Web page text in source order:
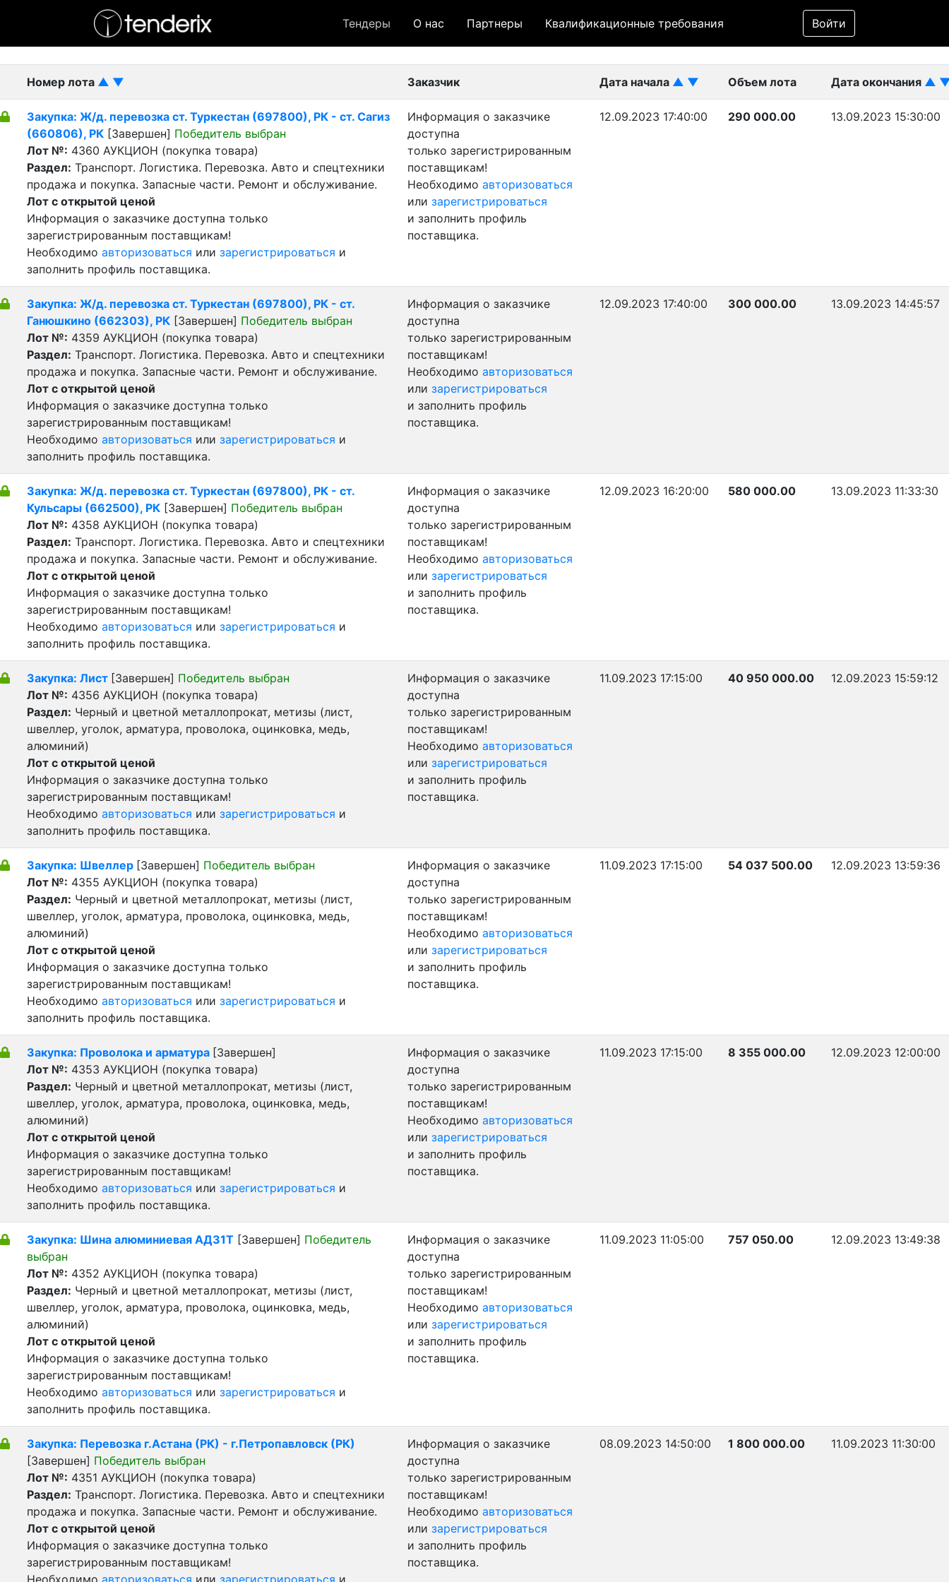
Тендеры О нас Партнеры Квалификационные требования Войти
Фильтр
- Завершенный лот
Номер лота ▲ ▼ Заказчик Дата начала ▲ ▼ Объем лота Дата окончания ▲
Закупка: Ж/д. перевозка ст. Туркестан (697800), РК - ст. Сагиз
(660806), РК [Завершен] Победитель выбран
Лот №: 4360 АУКЦИОН (покупка товара)
Раздел: Транспорт. Логистика. Перевозка. Авто и спецтехники
продажа и покупка. Запасные части. Ремонт и обслуживание.
Лот с открытой ценой
Информация о заказчике доступна только
зарегистрированным поставщикам!
Необходимо авторизоваться или зарегистрироваться и
заполнить профиль поставщика.
Информация о заказчике
доступна
только зарегистрированным
поставщикам!
Необходимо авторизоваться
или зарегистрироваться
и заполнить профиль
поставщика.
12.09.2023 17:40:00 290 000.00 13.09.2023 15:30:00
Закупка: Ж/д. перевозка ст. Туркестан (697800), РК - ст.
Ганюшкино (662303), РК [Завершен] Победитель выбран
Лот №: 4359 АУКЦИОН (покупка товара)
Раздел: Транспорт. Логистика. Перевозка. Авто и спецтехники
продажа и покупка. Запасные части. Ремонт и обслуживание.
Лот с открытой ценой
Информация о заказчике доступна только
зарегистрированным поставщикам!
Необходимо авторизоваться или зарегистрироваться и
заполнить профиль поставщика.
Информация о заказчике
доступна
только зарегистрированным
поставщикам!
Необходимо авторизоваться
или зарегистрироваться
и заполнить профиль
поставщика.
12.09.2023 17:40:00 300 000.00 13.09.2023 14:45:57
Закупка: Ж/д. перевозка ст. Туркестан (697800), РК - ст.
Кульсары (662500), РК [Завершен] Победитель выбран
Лот №: 4358 АУКЦИОН (покупка товара)
Раздел: Транспорт. Логистика. Перевозка. Авто и спецтехники
продажа и покупка. Запасные части. Ремонт и обслуживание.
Лот с открытой ценой
Информация о заказчике доступна только
зарегистрированным поставщикам!
Необходимо авторизоваться или зарегистрироваться и
заполнить профиль поставщика.
Информация о заказчике
доступна
только зарегистрированным
поставщикам!
Необходимо авторизоваться
или зарегистрироваться
и заполнить профиль
поставщика.
12.09.2023 16:20:00 580 000.00 13.09.2023 11:33:30
Закупка: Лист [Завершен] Победитель выбран
Лот №: 4356 АУКЦИОН (покупка товара)
Раздел: Черный и цветной металлопрокат, метизы (лист,
швеллер, уголок, арматура, проволока, оцинковка, медь,
алюминий)
Лот с открытой ценой
Информация о заказчике доступна только
зарегистрированным поставщикам!
Необходимо авторизоваться или зарегистрироваться и
заполнить профиль поставщика.
Информация о заказчике
доступна
только зарегистрированным
поставщикам!
Необходимо авторизоваться
или зарегистрироваться
и заполнить профиль
поставщика.
11.09.2023 17:15:00 40 950 000.00 12.09.2023 15:59:12
Закупка: Швеллер [Завершен] Победитель выбран
Лот №: 4355 АУКЦИОН (покупка товара)
Раздел: Черный и цветной металлопрокат, метизы (лист,
швеллер, уголок, арматура, проволока, оцинковка, медь,
алюминий)
Лот с открытой ценой
Информация о заказчике доступна только
зарегистрированным поставщикам!
Необходимо авторизоваться или зарегистрироваться и
заполнить профиль поставщика.
Информация о заказчике
доступна
только зарегистрированным
поставщикам!
Необходимо авторизоваться
или зарегистрироваться
и заполнить профиль
поставщика.
11.09.2023 17:15:00 54 037 500.00 12.09.2023 13:59:36
Закупка: Проволока и арматура [Завершен]
Лот №: 4353 АУКЦИОН (покупка товара)
Раздел: Черный и цветной металлопрокат, метизы (лист,
швеллер, уголок, арматура, проволока, оцинковка, медь,
алюминий)
Лот с открытой ценой
Информация о заказчике доступна только
зарегистрированным поставщикам!
Необходимо авторизоваться или зарегистрироваться и
заполнить профиль поставщика.
Информация о заказчике
доступна
только зарегистрированным
поставщикам!
Необходимо авторизоваться
или зарегистрироваться
и заполнить профиль
поставщика.
11.09.2023 17:15:00 8 355 000.00 12.09.2023 12:00:00
Закупка: Шина алюминиевая АД31Т [Завершен] Победитель
выбран
Лот №: 4352 АУКЦИОН (покупка товара)
Раздел: Черный и цветной металлопрокат, метизы (лист,
швеллер, уголок, арматура, проволока, оцинковка, медь,
алюминий)
Лот с открытой ценой
Информация о заказчике доступна только
зарегистрированным поставщикам!
Необходимо авторизоваться или зарегистрироваться и
заполнить профиль поставщика.
Информация о заказчике
доступна
только зарегистрированным
поставщикам!
Необходимо авторизоваться
или зарегистрироваться
и заполнить профиль
поставщика.
11.09.2023 11:05:00 757 050.00 12.09.2023 13:49:38
Закупка: Перевозка г.Астана (РК) - г.Петропавловск (РК)
[Завершен] Победитель выбран
Лот №: 4351 АУКЦИОН (покупка товара)
Раздел: Транспорт. Логистика. Перевозка. Авто и спецтехники
продажа и покупка. Запасные части. Ремонт и обслуживание.
Лот с открытой ценой
Информация о заказчике доступна только
зарегистрированным поставщикам!
Необходимо авторизоваться или зарегистрироваться и
Информация о заказчике
доступна
только зарегистрированным
поставщикам!
Необходимо авторизоваться
или зарегистрироваться
и заполнить профиль
поставщика.
08.09.2023 14:50:00 1 800 000.00 11.09.2023 11:30:00